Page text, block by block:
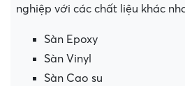
nghiệp với các chất liệu khác
Sàn Epoxy
Sàn Vinyl
Sàn Cao su